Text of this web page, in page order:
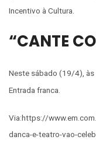
Incentivo à Cultura.
“CANTE
Neste sábado (19/4), às
Entrada franca.
Via:https://
danca-e-teatro-vao-